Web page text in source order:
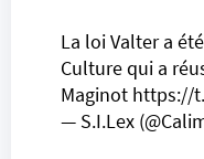
La loi Valter a
Culture qui a
Maginot https://
— S.I.Lex